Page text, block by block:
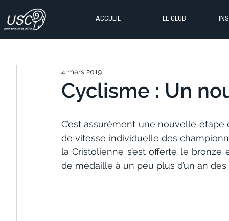
ACCUEIL LE CLUB
Cyclisme : Un
4 mars 2019
C’est assurément une nouvelle
de vitesse individuelle des
la Cristolienne s’est offerte le
de médaille à un peu plus d’un an